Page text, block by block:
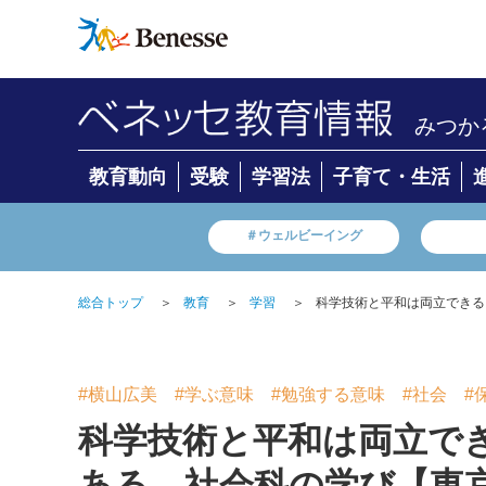
みつか
教育動向 受験 学習法 子育て・生活
＃ウェルビーイング
総合トップ ＞ 教育 ＞ 学習 ＞ 科学技術と平和は両立でき
#横山広美 #学ぶ意味 #勉強する意味 #社会 #
科学技術と平和は両立で